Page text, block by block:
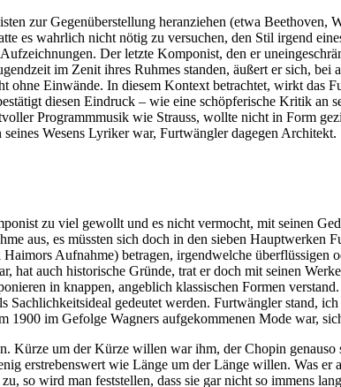
zur Gegenüberstellung heranziehen (etwa Beethoven,
es wahrlich nicht nötig zu versuchen, den Stil irgend
Der letzte Komponist, den er
im Zenit ihres Ruhmes standen, äußert er sich, bei
ohne Einwände. In diesem Kontext betrachtet, wirkt das
diesen Eindruck – wie eine schöpferische Kritik an
Programmmusik wie Strauss, wollte nicht in Form
Wesens Lyriker war, Furtwängler dagegen Architekt.
zu viel gewollt und es nicht vermocht, mit seinen
aus, es müssten sich doch in den sieben Hauptwerken
Aufnahme) betragen, irgendwelche überflüssigen
hat auch historische Gründe, trat er doch mit seinen
in knappen, angeblich klassischen Formen
gedeutet werden. Furtwängler stand,
im Gefolge Wagners aufgekommenen Mode war,
Kürze um der Kürze willen war ihm, der Chopin
erstrebenswert wie Länge um der Länge willen. Was er
so wird man feststellen, dass sie gar nicht so immens